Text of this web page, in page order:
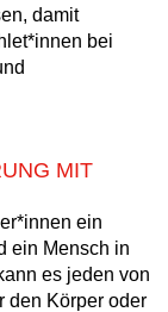
damit
bei
MIT
ein
ein Mensch in
es jeden von
den Körper oder